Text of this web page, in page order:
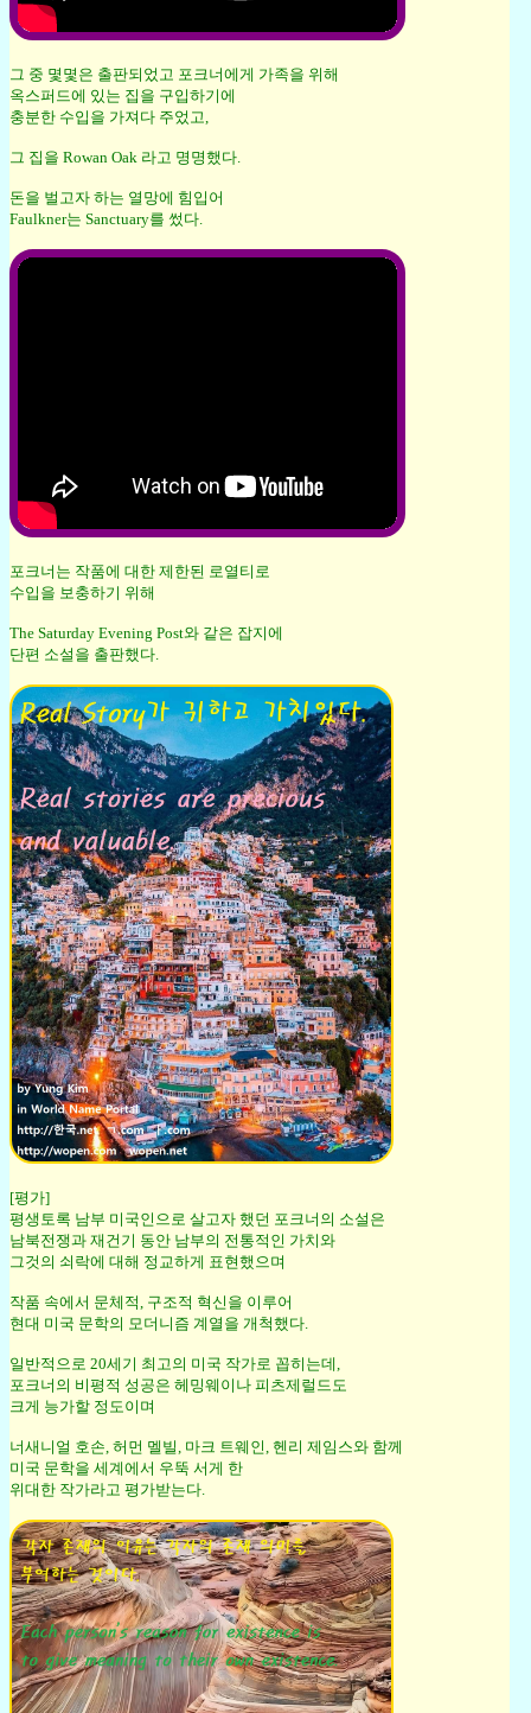
그 중 몇몇은 출판되었고 포크너에게 가족을 위해
옥스퍼드에 있는 집을 구입하기에
충분한 수입을 가져다 주었고,
그 집을 Rowan Oak 라고 명명했다.
돈을 벌고자 하는 열망에 힘입어
Faulkner는 Sanctuary를 썼다.
포크너는 작품에 대한 제한된 로열티로
수입을 보충하기 위해
The Saturday Evening Post와 같은 잡지에
단편 소설을 출판했다.
[평가]
평생토록 남부 미국인으로 살고자 했던 포크너의 소설은
남북전쟁과 재건기 동안 남부의 전통적인 가치와
그것의 쇠락에 대해 정교하게 표현했으며
작품 속에서 문체적, 구조적 혁신을 이루어
현대 미국 문학의 모더니즘 계열을 개척했다.
일반적으로 20세기 최고의 미국 작가로 꼽히는데,
포크너의 비평적 성공은 헤밍웨이나 피츠제럴드도
크게 능가할 정도이며
너새니얼 호손, 허먼 멜빌, 마크 트웨인, 헨리 제임스와 함께
미국 문학을 세계에서 우뚝 서게 한
위대한 작가라고 평가받는다.